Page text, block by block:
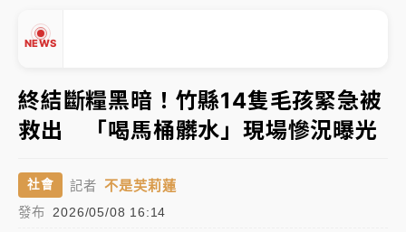
NEWS
有片｜
連根拔起
中颱白海豚風雨來了！中部以北防豪雨 今晚、明天影
響最劇烈
白海豚逼近！北市水門只出不進 未移置車輛最高罰
油價持續凍漲！ 中油宣布下周一汽柴油價格維持不變
終結斷糧黑暗！竹縣14隻毛孩緊急被
救出 「喝馬桶髒水」現場慘況曝光
社會 記者 不是芙莉蓮
發布 2026/05/08 16:14